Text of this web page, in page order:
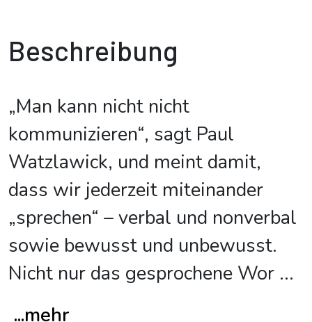
Beschreibung
„Man kann nicht nicht
kommunizieren“, sagt Paul
Watzlawick, und meint damit,
dass wir jederzeit miteinander
„sprechen“ – verbal und nonverbal
sowie bewusst und unbewusst.
Nicht nur das gesprochene Wor ...
...mehr